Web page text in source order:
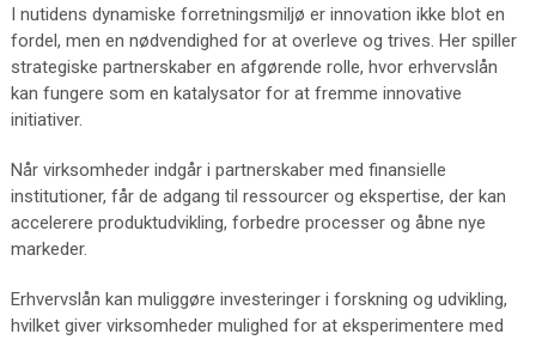
I nutidens dynamiske forretningsmiljø er innovation ikke blot en
fordel, men en nødvendighed for at overleve og trives. Her spiller
strategiske partnerskaber en afgørende rolle, hvor erhvervslån
kan fungere som en katalysator for at fremme innovative
initiativer.
Når virksomheder indgår i partnerskaber med finansielle
institutioner, får de adgang til ressourcer og ekspertise, der kan
accelerere produktudvikling, forbedre processer og åbne nye
markeder.
Erhvervslån kan muliggøre investeringer i forskning og udvikling,
hvilket giver virksomheder mulighed for at eksperimentere med